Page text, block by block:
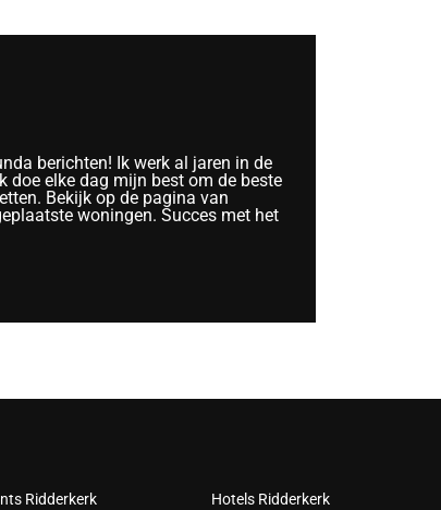
berichten! Ik werk al jaren in de
doe elke dag mijn best om de beste
Bekijk op de pagina van
woningen. Succes met het
Ridderkerk Hotels Ridderkerk